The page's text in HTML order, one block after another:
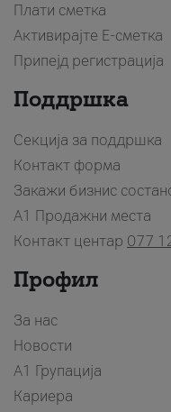
Плати сметка
Активирајте Е-сметка
Припејд регистрација
Поддршка
Секција за поддршка
Контакт форма
Закажи бизнис
A1 Продажни места
Контакт центар 077
Профил
За нас
Новости
А1 Групација
Кариера